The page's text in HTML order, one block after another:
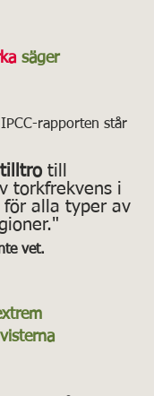
säger
rapporten står
tilltro till
torkfrekvens i
för alla typer av
vet.